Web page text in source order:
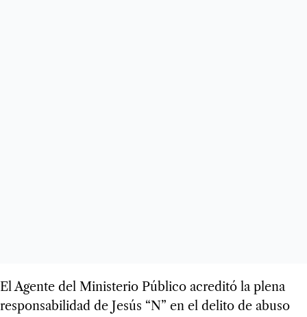
El Agente del Ministerio Público acreditó la plena
responsabilidad de Jesús “N” en el delito de abuso